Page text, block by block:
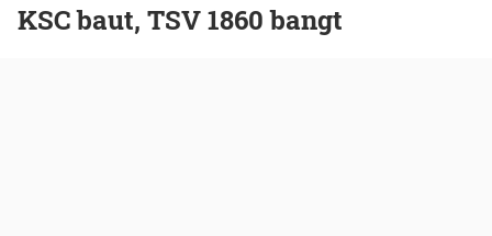
KSC baut, TSV 1860 bangt